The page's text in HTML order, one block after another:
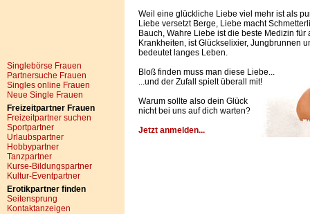
Singlebörse Frauen
Partnersuche Frauen
Singles online Frauen
Neue Single Frauen
Freizeitpartner Frauen
Freizeitpartner suchen
Sportpartner
Urlaubspartner
Hobbypartner
Tanzpartner
Kurse-Bildungspartner
Kultur-Eventpartner
Erotikpartner finden
Seitensprung
Kontaktanzeigen
Weil eine glückliche Liebe viel mehr ist als
Liebe versetzt Berge, Liebe macht
Bauch, Wahre Liebe ist die beste Medizin für
Krankheiten, ist Glückselixier, Jungbrunnen
bedeutet langes Leben.
Bloß finden muss man diese Liebe...
...und der Zufall spielt überall mit!
Warum sollte also dein Glück
nicht bei uns auf dich warten?
Jetzt anmelden...